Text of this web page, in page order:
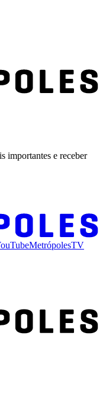
importantes e receber
MetrópolesTV